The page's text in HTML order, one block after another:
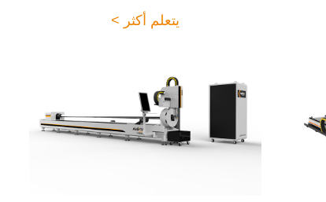
يتعلم أكثر >